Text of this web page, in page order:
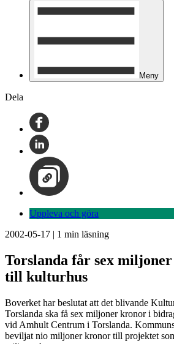
Meny
Dela
Uppleva och göra
2002-05-17 | 1 min läsning
Torslanda får sex
till kulturhus
Boverket har beslutat att det blivande
Torslanda ska få sex miljoner kronor i
vid Amhult Centrum i Torslanda.
beviljat nio miljoner kronor till projektet